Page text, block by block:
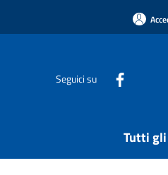
Seguici su
Tutti